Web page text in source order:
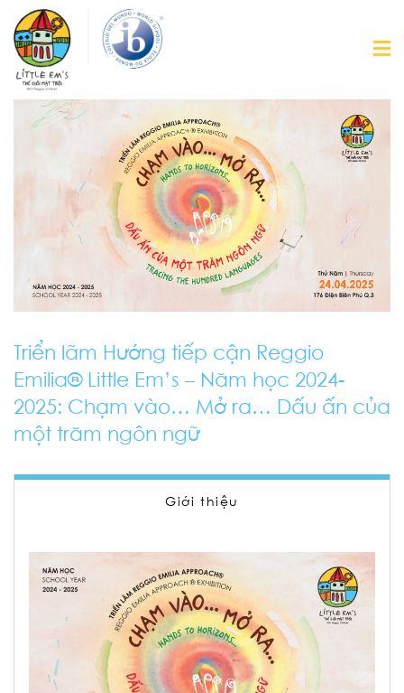
Triển lãm Hướng tiếp cận Reggio
Emilia® Little Em’s – Năm học 2024-
2025: Chạm vào… Mở ra… Dấu ấn của
một trăm ngôn ngữ
Giới thiệu